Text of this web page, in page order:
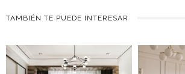
TAMBIÉN TE PUEDE INTERESAR